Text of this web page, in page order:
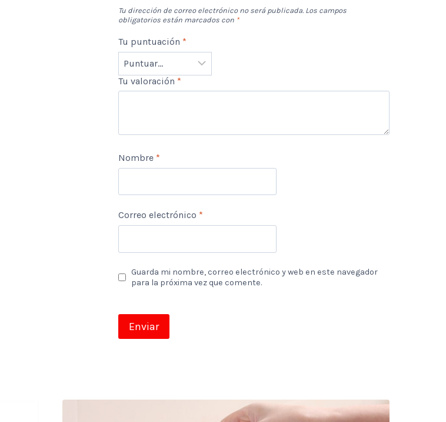
Tu dirección de correo electrónico no será publicada. Los campos
obligatorios están marcados con *
Tu puntuación *
Tu valoración *
Nombre *
Correo electrónico *
Guarda mi nombre, correo electrónico y web en este navegador
para la próxima vez que comente.